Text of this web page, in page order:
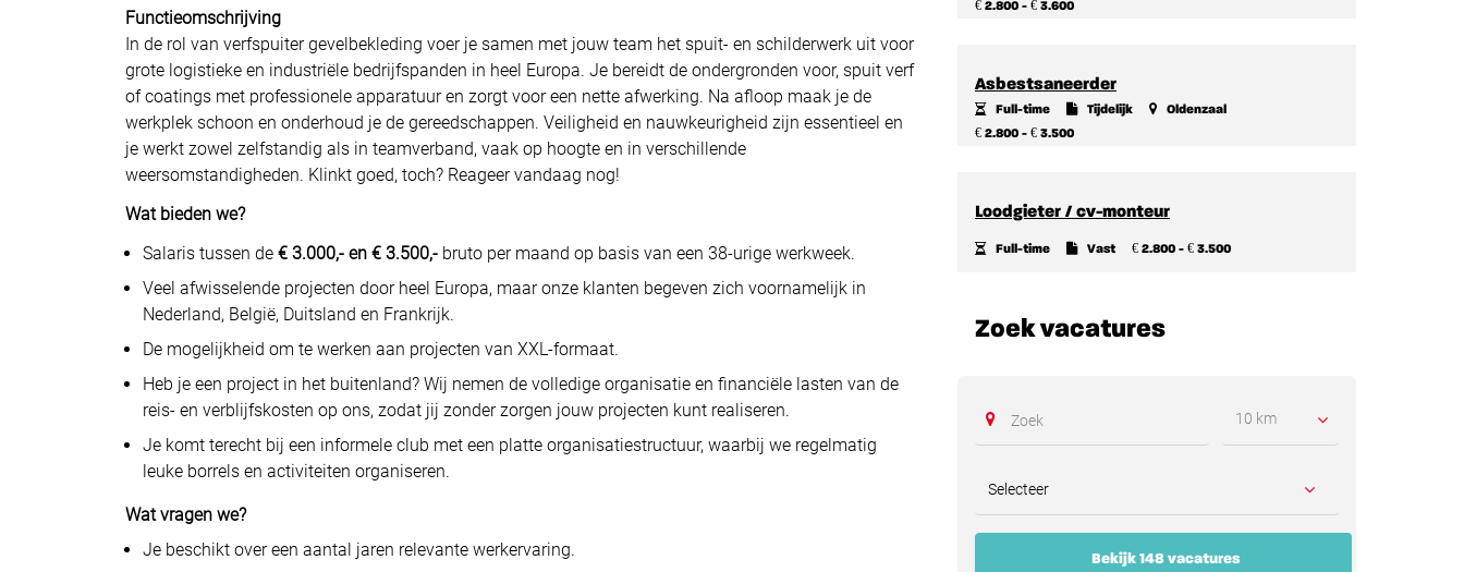
Functieomschrijving
In de rol van verfspuiter gevelbekleding voer je samen met jouw team het spuit- en schilderwerk uit voor
grote logistieke en industriële bedrijfspanden in heel Europa. Je bereidt de ondergronden voor, spuit verf
of coatings met professionele apparatuur en zorgt voor een nette afwerking. Na afloop maak je de
werkplek schoon en onderhoud je de gereedschappen. Veiligheid en nauwkeurigheid zijn essentieel en
je werkt zowel zelfstandig als in teamverband, vaak op hoogte en in verschillende
weersomstandigheden. Klinkt goed, toch? Reageer vandaag nog!
Wat bieden we?
Salaris tussen de € 3.000,- en € 3.500,- bruto per maand op basis van een 38-urige werkweek.
Veel afwisselende projecten door heel Europa, maar onze klanten begeven zich voornamelijk in
Nederland, België, Duitsland en Frankrijk.
De mogelijkheid om te werken aan projecten van XXL-formaat.
Heb je een project in het buitenland? Wij nemen de volledige organisatie en financiële lasten van de
reis- en verblijfskosten op ons, zodat jij zonder zorgen jouw projecten kunt realiseren.
Je komt terecht bij een informele club met een platte organisatiestructuur, waarbij we regelmatig
leuke borrels en activiteiten organiseren.
Wat vragen we?
Je beschikt over een aantal jaren relevante werkervaring.
€ 2.800 - € 3.600
Asbestsaneerder
Full-time Tijdelijk
Oldenzaal
€ 2.800 - € 3.500
Loodgieter / cv-monteur
Full-time Vast € 2.800 - € 3.500
Zoek vacatures
10 km
Bekijk 148 vacatures